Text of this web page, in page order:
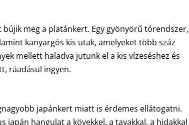
meg a platánkert. Egy gyönyörű tórendszer,
kanyargós kis utak, amelyeket több száz
mellett haladva jutunk el a kis vízeséshez és
ráadásul ingyen.
japánkert miatt is érdemes ellátogatni.
hangulat a kövekkel, a tavakkal, a hidakkal